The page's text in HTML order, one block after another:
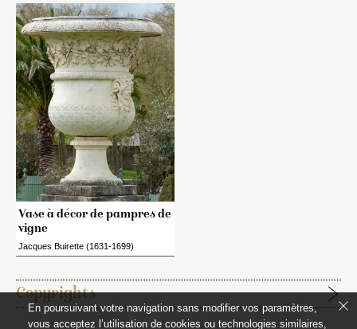
Vase à décor de pampres de
vigne
Jacques Buirette (1631-1699)
Copyrights
En poursuivant votre navigation sans modifier vos paramètres,
vous acceptez l’utilisation de cookies ou technologies similaires,